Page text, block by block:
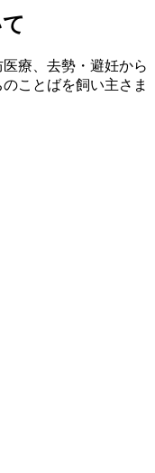
療、去勢・避妊から
ことばを飼い主さま